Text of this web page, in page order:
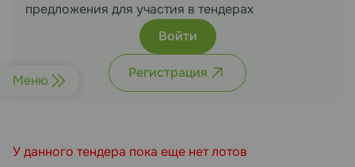
предложения для участия в тендерах
Регистрация
Войти
Меню
У данного тендера пока еще нет лотов